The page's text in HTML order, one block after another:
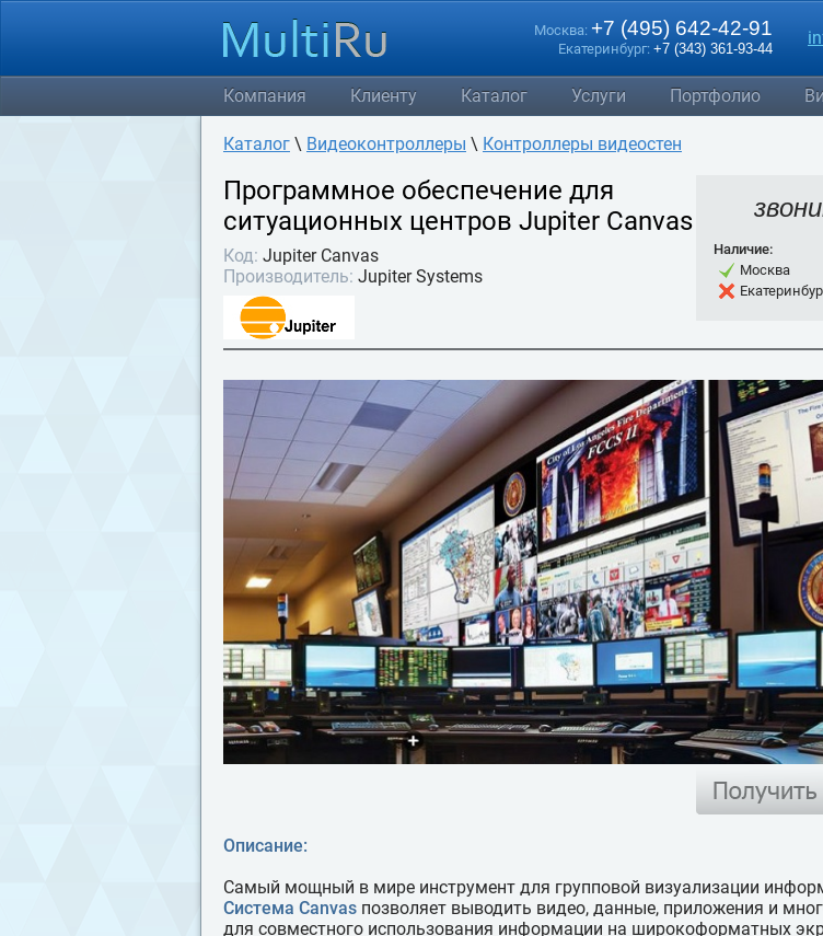
Москва: +7 (495) 642-42-91
Екатеринбург: +7 (343) 361-93-44
Компания Клиенту Каталог Услуги Портфолио
Каталог \ Видеоконтроллеры \ Контроллеры видеостен
Наличие:
Москва
Программное обеспечение для
ситуационных центров Jupiter Canvas
Код: Jupiter Canvas
Производитель: Jupiter Systems
Описание:
Самый мощный в мире инструмент для групповой визуализации
Система Canvas позволяет выводить видео, данные, приложения и
для совместного использования информации на широкоформатных